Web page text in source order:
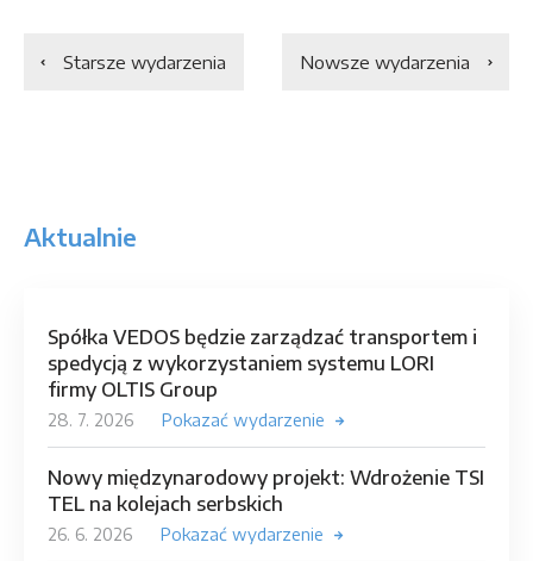
Starsze wydarzenia Nowsze wydarzenia
Aktualnie
Spółka VEDOS będzie zarządzać transportem i
spedycją z wykorzystaniem systemu LORI
firmy OLTIS Group
28. 7. 2026 Pokazać wydarzenie
Nowy międzynarodowy projekt: Wdrożenie TSI
TEL na kolejach serbskich
26. 6. 2026 Pokazać wydarzenie